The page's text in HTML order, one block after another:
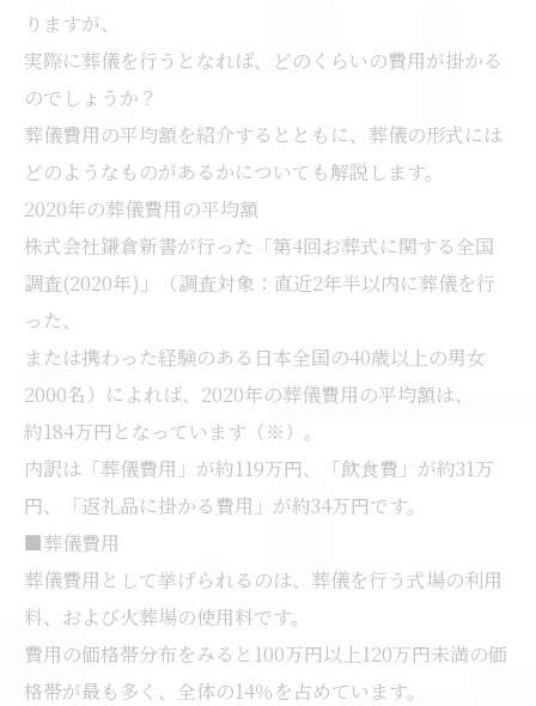
りますが、
実際に葬儀を行うとなれば、どのくらいの費用が掛かる
のでしょうか？
葬儀費用の平均額を紹介するとともに、葬儀の形式には
どのようなものがあるかについても解説します。
2020年の葬儀費用の平均額
株式会社鎌倉新書が行った「第4回お葬式に関する全国
調査(2020年)」（調査対象：直近2年半以内に葬儀を行
った、
または携わった経験のある日本全国の40歳以上の男女
2000名）によれば、2020年の葬儀費用の平均額は、
約184万円となっています（※）。
内訳は「葬儀費用」が約119万円、「飲食費」が約31万
円、「返礼品に掛かる費用」が約34万円です。
■葬儀費用
葬儀費用として挙げられるのは、葬儀を行う式場の利用
料、および火葬場の使用料です。
費用の価格帯分布をみると100万円以上120万円未満の価
格帯が最も多く、全体の14％を占めています。